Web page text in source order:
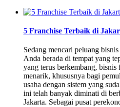
5 Franchise Terbaik di
Sedang mencari peluang
Anda berada di tempat yang
yang terus berkembang,
menarik, khususnya bagi
usaha dengan sistem yang
ini telah banyak diminati di
Jakarta. Sebagai pusat